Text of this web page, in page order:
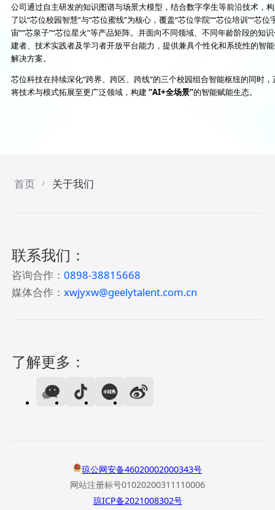
公司通过自主研发的知识图谱与场景大模型，结合数字孪生等前沿技术，
了以“芯位校园智慧”与“芯位蜜线”为核心，覆盖“芯位学院”“芯位培训”“芯位
宙”“芯泉子”“芯位星火”等产品矩阵。并面向不同领域、不同年龄阶段的知
建者、技术实践者及学习者开放平台能力，提供兼具个性化和系统性的智
解决方案。
芯位科技在持续深化“跨界、跨区、跨线”的三个校园组合智能枢纽的同时，
将技术与模式拓展至更广泛领域，构建 “AI+全场景”的智能赋能生态。
首页 / 关于我们
联系我们：
咨询合作：0898-38815668
媒体合作：xwjyxw@geelytalent.com.cn
了解更多：
琼公网安备46020002000343号
网站注册标号01020200311110006
琼ICP备2021008302号